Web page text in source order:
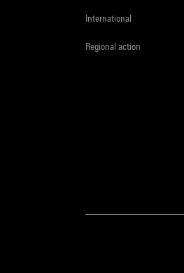
International
Regional action